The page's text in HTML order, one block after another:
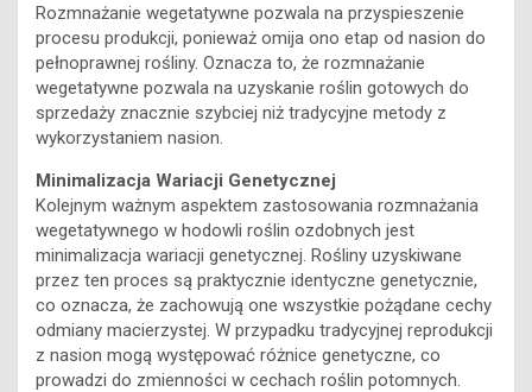
Rozmnażanie wegetatywne pozwala na przyspieszenie
procesu produkcji, ponieważ omija ono etap od nasion do
pełnoprawnej rośliny. Oznacza to, że rozmnażanie
wegetatywne pozwala na uzyskanie roślin gotowych do
sprzedaży znacznie szybciej niż tradycyjne metody z
wykorzystaniem nasion.
Minimalizacja Wariacji Genetycznej
Kolejnym ważnym aspektem zastosowania rozmnażania
wegetatywnego w hodowli roślin ozdobnych jest
minimalizacja wariacji genetycznej. Rośliny uzyskiwane
przez ten proces są praktycznie identyczne genetycznie,
co oznacza, że zachowują one wszystkie pożądane cechy
odmiany macierzystej. W przypadku tradycyjnej reprodukcji
z nasion mogą występować różnice genetyczne, co
prowadzi do zmienności w cechach roślin potomnych.